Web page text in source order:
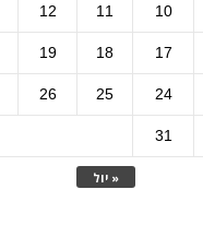
« יול
10
11
12
17
18
19
24
25
26
31